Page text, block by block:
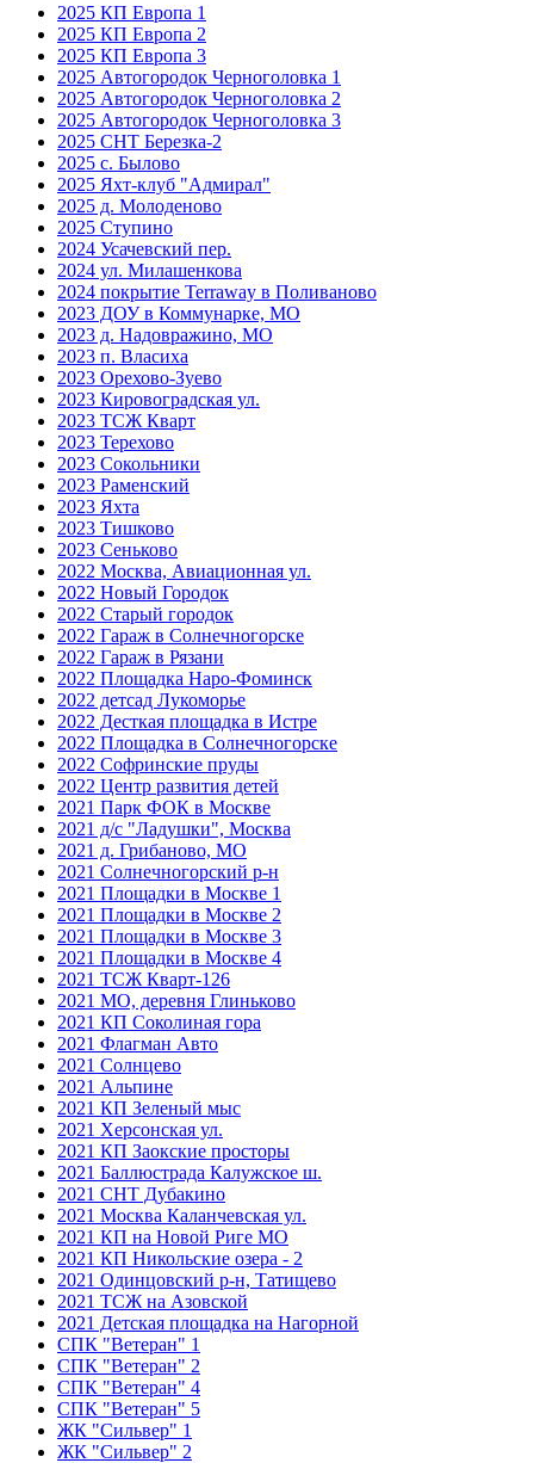
2025 КП Европа 1
2025 КП Европа 2
2025 КП Европа 3
2025 Автогородок Черноголовка 1
2025 Автогородок Черноголовка 2
2025 Автогородок Черноголовка 3
2025 СНТ Березка-2
2025 с. Былово
2025 Яхт-клуб "Адмирал"
2025 д. Молоденово
2025 Ступино
2024 Усачевский пер.
2024 ул. Милашенкова
2024 покрытие Terraway в Поливаново
2023 ДОУ в Коммунарке, МО
2023 д. Надовражино, МО
2023 п. Власиха
2023 Орехово-Зуево
2023 Кировоградская ул.
2023 ТСЖ Кварт
2023 Терехово
2023 Сокольники
2023 Раменский
2023 Яхта
2023 Тишково
2023 Сеньково
2022 Москва, Авиационная ул.
2022 Новый Городок
2022 Старый городок
2022 Гараж в Солнечногорске
2022 Гараж в Рязани
2022 Площадка Наро-Фоминск
2022 детсад Лукоморье
2022 Десткая площадка в Истре
2022 Площадка в Солнечногорске
2022 Софринские пруды
2022 Центр развития детей
2021 Парк ФОК в Москве
2021 д/с "Ладушки", Москва
2021 д. Грибаново, МО
2021 Солнечногорский р-н
2021 Площадки в Москве 1
2021 Площадки в Москве 2
2021 Площадки в Москве 3
2021 Площадки в Москве 4
2021 ТСЖ Кварт-126
2021 МО, деревня Глиньково
2021 КП Соколиная гора
2021 Флагман Авто
2021 Солнцево
2021 Альпине
2021 КП Зеленый мыс
2021 Херсонская ул.
2021 КП Заокские просторы
2021 Баллюстрада Калужское ш.
2021 СНТ Дубакино
2021 Москва Каланчевская ул.
2021 КП на Новой Риге МО
2021 КП Никольские озера - 2
2021 Одинцовский р-н, Татищево
2021 ТСЖ на Азовской
2021 Детская площадка на Нагорной
СПК "Ветеран" 1
СПК "Ветеран" 2
СПК "Ветеран" 4
СПК "Ветеран" 5
ЖК "Сильвер" 1
ЖК "Сильвер" 2